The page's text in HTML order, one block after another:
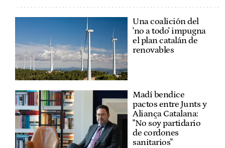
Una coalición del
'no a todo' impugna
el plan catalán de
renovables
Madí bendice
pactos entre Junts y
Aliança Catalana:
"No soy partidario
de cordones
sanitarios"